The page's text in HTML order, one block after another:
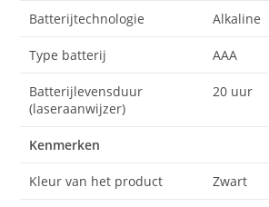
Batterijtechnologie Alkaline
Type batterij AAA
Batterijlevensduur
(laseraanwijzer)
20 uur
Kenmerken
Kleur van het product Zwart